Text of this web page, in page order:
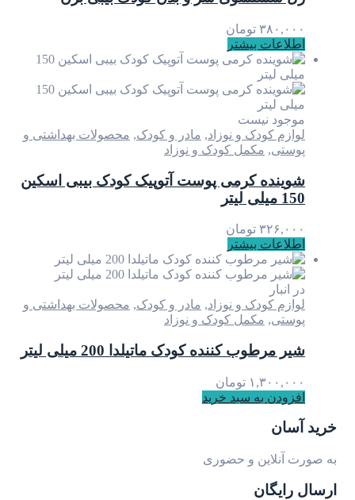
۳۸۰,۰۰۰ تومان
اطلاعات بیشتر
موجود نیست
لوازم کودک و نوزاد, مادر و کودک, محصولات بهداشتی و
پوستی, مکمل کودک و نوزاد
شوینده کرمی پوست آتوپیک کودک بیبی اسکین
150 میلی لیتر
۳۲۶,۰۰۰ تومان
اطلاعات بیشتر
در انبار
لوازم کودک و نوزاد, مادر و کودک, محصولات بهداشتی و
پوستی, مکمل کودک و نوزاد
شیر مرطوب کننده کودک ماتیلدا 200 میلی لیتر
۱,۳۰۰,۰۰۰ تومان
افزودن به سبد خرید
خرید آسان
به صورت آنلاین و حضوری
ارسال رایگان